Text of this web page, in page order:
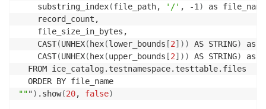
    substring_index
(file_path, '/' , -1 )
as
    record_count,
    file_size_in_bytes,
    CAST
(UNHEX( hex(lower_bounds [2] )) AS STRING)
as
    CAST
(UNHEX( hex(upper_bounds [2] )) AS STRING)
as
  FROM ice_catalog.testnamespace.testtable.files
""") .show(20, false)